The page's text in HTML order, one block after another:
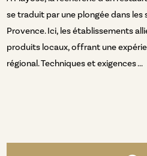
se traduit par une plongée dans
Provence. Ici, les établissements
produits locaux, offrant une
régional. Techniques et exigences ...